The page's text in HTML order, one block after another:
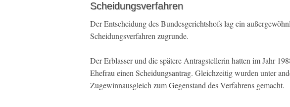
Scheidungsverfahren
Der Entscheidung des Bundesgerichtshofs lag ein
Scheidungsverfahren zugrunde.
Der Erblasser und die spätere Antragstellerin hatten im Jahr
Ehefrau einen Scheidungsantrag. Gleichzeitig wurden unter
Zugewinnausgleich zum Gegenstand des Verfahrens gemacht.